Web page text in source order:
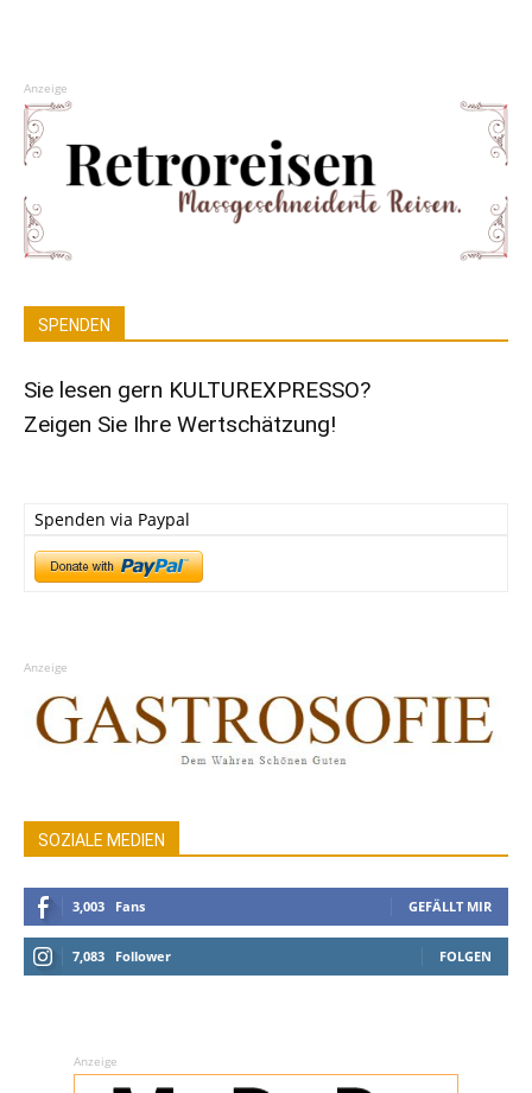
Anzeige
SPENDEN
Sie lesen gern KULTUREXPRESSO?
Zeigen Sie Ihre Wertschätzung!
Spenden via Paypal
Anzeige
SOZIALE MEDIEN
3,003 Fans GEFÄLLT MIR
7,083 Follower FOLGEN
Anzeige